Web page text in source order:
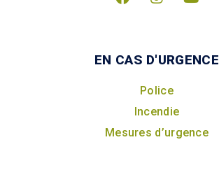
EN CAS D'URGENCE
Police
Incendie
Mesures d’urgence